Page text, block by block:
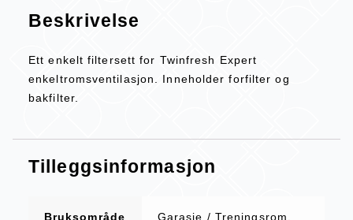
Beskrivelse
Ett enkelt filtersett for Twinfresh Expert
enkeltromsventilasjon. Inneholder forfilter og
bakfilter.
Tilleggsinformasjon
Bruksområde
Garasje / Treningsrom,